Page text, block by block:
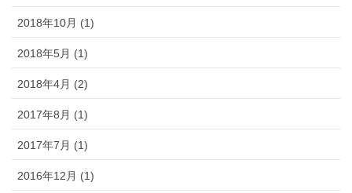
2018年10月 (1)
2018年5月 (1)
2018年4月 (2)
2017年8月 (1)
2017年7月 (1)
2016年12月 (1)